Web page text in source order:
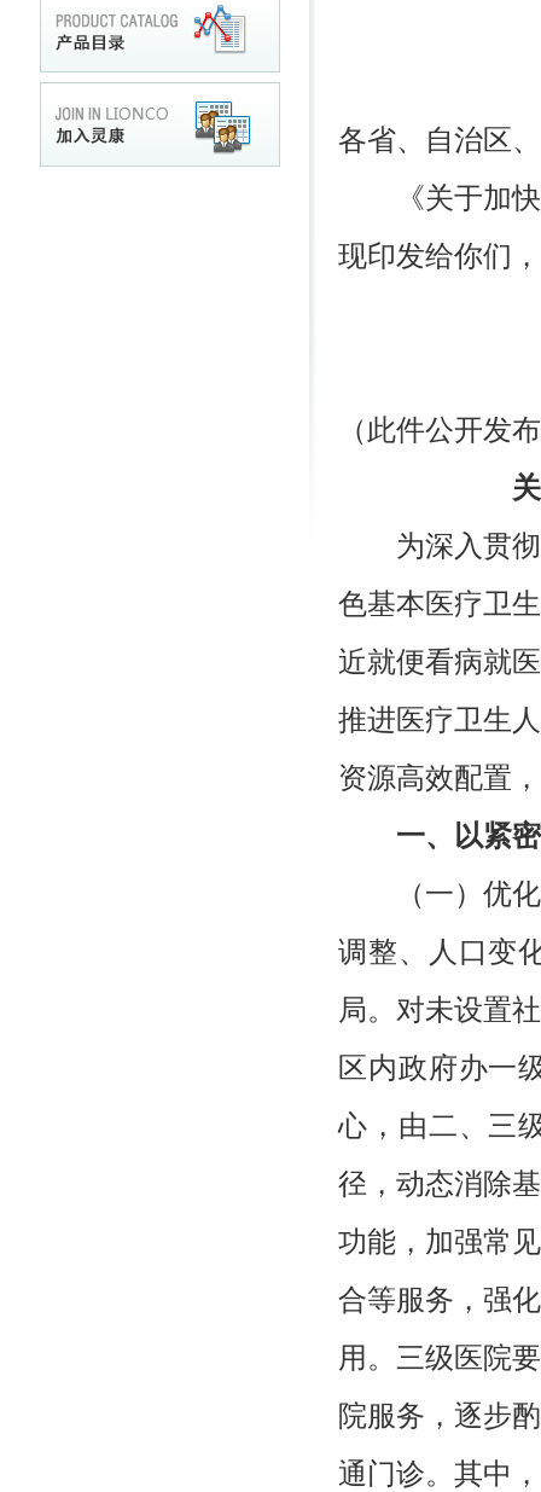
各省、自治区
《关于加快
现印发给你们
（此件公开发
为深入贯
色基本医疗卫
近就便看病就
推进医疗卫生
资源高效配置
一、以紧
（一）优
调整、人口变
局。对未设置
区内政府办一
心，由二、三
径，动态消除
功能，加强常
合等服务，强
用。三级医院
院服务，逐步
通门诊。其中